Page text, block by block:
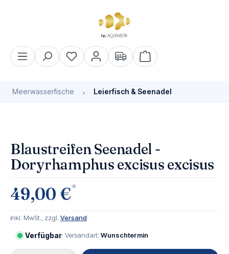
Warenkorb enthält 0
Meerwasserfische Leierfisch & Seenadel
Blaustreifen Seenadel -
Doryrhamphus excisus excisus
49,00 €*
inkl. MwSt., zzgl. Versand
Verfügbar· Versandart: Wunschtermin